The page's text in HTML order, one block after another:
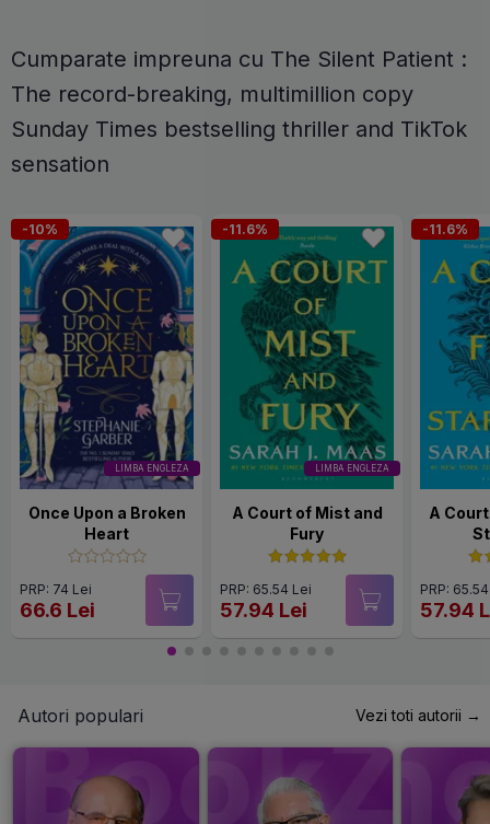
Cumparate impreuna cu The Silent Patient :
The record-breaking, multimillion copy
Sunday Times bestselling thriller and TikTok
sensation
LIMBA ENGLEZA
-10%
Once Upon a Broken
Heart
PRP: 74 Lei
66.6 Lei
LIMBA ENGLEZA
-11.6%
A Court of Mist and
Fury
PRP: 65.54 Lei
57.94 Lei
-11.6%
A
PRP:
57.94
Autori populari Vezi toti autorii →